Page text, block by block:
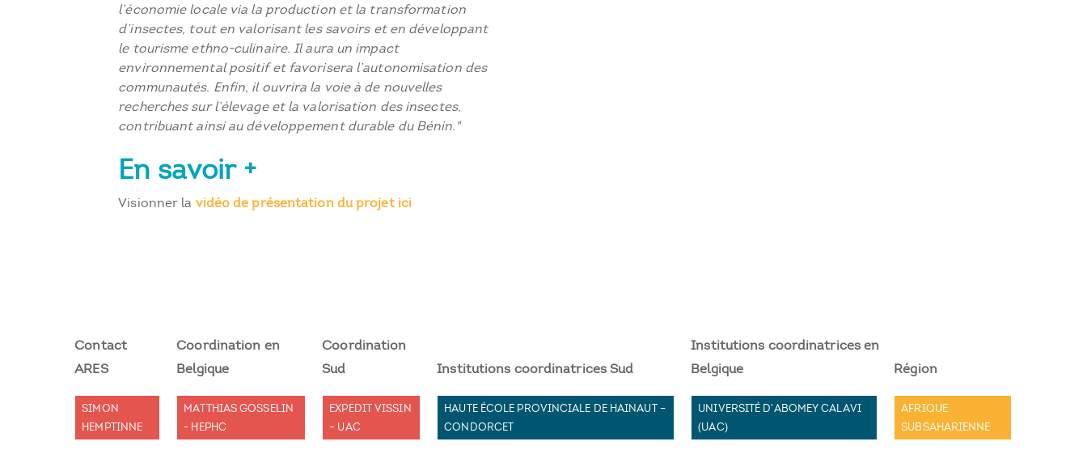
l’économie locale via la production et la transformation
d’insectes, tout en valorisant les savoirs et en développant
le tourisme ethno-culinaire. Il aura un impact
environnemental positif et favorisera l’autonomisation des
communautés. Enfin, il ouvrira la voie à de nouvelles
recherches sur l’élevage et la valorisation des insectes,
contribuant ainsi au développement durable du Bénin."
En savoir +
Visionner la vidéo de présentation du projet ici
Contact
ARES
Coordination en
Belgique
Coordination
Sud
Institutions coordinatrices Sud
Institutions coordinatrices en
Belgique
Région
SIMON
HEMPTINNE
MATTHIAS GOSSELIN
- HEPHC
EXPEDIT VISSIN
– UAC
HAUTE ÉCOLE PROVINCIALE DE HAINAUT –
CONDORCET
UNIVERSITÉ D'ABOMEY CALAVI
(UAC)
AFRIQUE
SUBSAHARIENNE